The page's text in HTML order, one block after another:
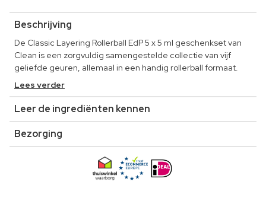
Beschrijving
De Classic Layering Rollerball EdP 5 x 5 ml geschenkset van
Clean is een zorgvuldig samengestelde collectie van vijf
geliefde geuren, allemaal in een handig rollerball formaat.
Lees verder
Leer de ingrediënten kennen
Bezorging